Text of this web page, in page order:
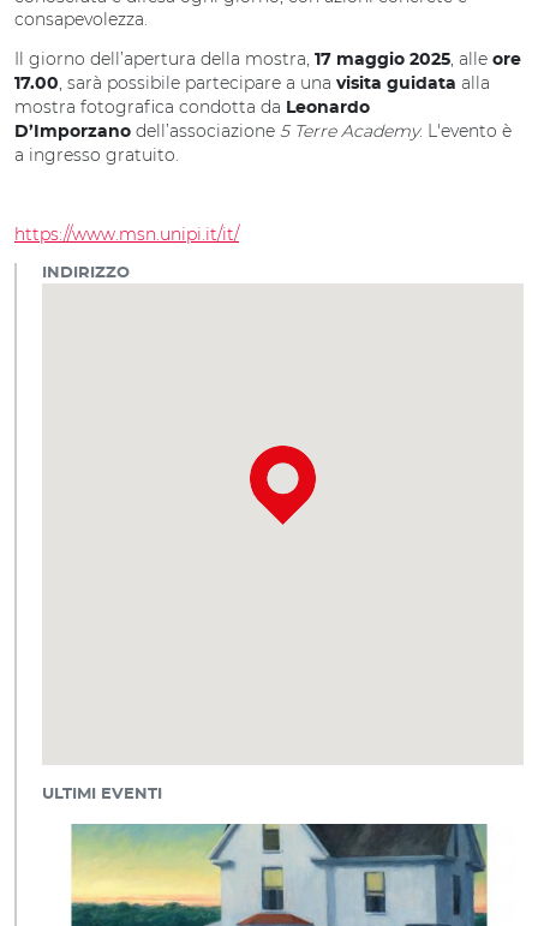
consapevolezza.
Il giorno dell’apertura della mostra, 17 maggio 2025, alle ore
17.00, sarà possibile partecipare a una visita guidata alla
mostra fotografica condotta da Leonardo
D’Imporzano dell’associazione 5 Terre Academy. L'evento è
a ingresso gratuito.
https://www.msn.unipi.it/it/
INDIRIZZO
ULTIMI EVENTI